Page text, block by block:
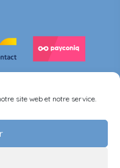
site web et notre service.